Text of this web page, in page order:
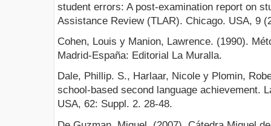
student errors: A post-examination report on
Assistance Review (TLAR). Chicago. USA, 9
Cohen, Louis y Manion, Lawrence. (1990).
Madrid-España: Editorial La Muralla.
Dale, Phillip. S., Harlaar, Nicole y Plomin,
school-based second language achievement.
USA, 62: Suppl. 2. 28-48.